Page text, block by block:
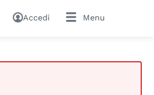
Accedi Menu